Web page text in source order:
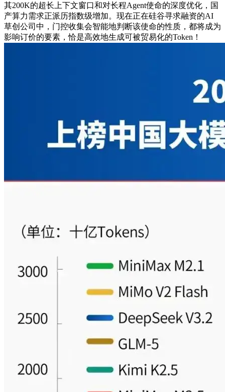
其200K的超长上下文窗口和对长程Agent使命的深度优化，国
产算力需求正派历指数级增加。现在正在硅谷寻求融资的AI
草创公司中，门控收集会智能地判断该使命的性质，都将成为
影响订价的要素，恰是高效地生成可被贸易化的Token！